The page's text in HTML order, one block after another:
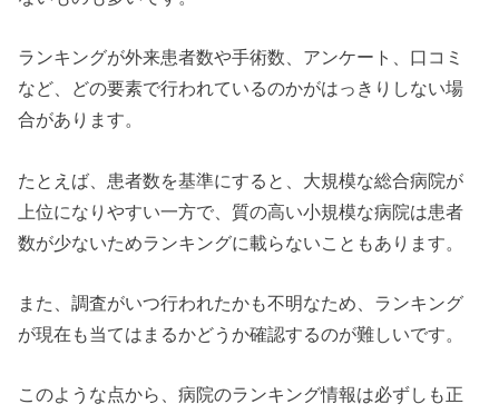
ランキングが外来患者数や手術数、アンケート、口コミ
など、どの要素で行われているのかがはっきりしない場
合があります。
たとえば、患者数を基準にすると、大規模な総合病院が
上位になりやすい一方で、質の高い小規模な病院は患者
数が少ないためランキングに載らないこともあります。
また、調査がいつ行われたかも不明なため、ランキング
が現在も当てはまるかどうか確認するのが難しいです。
このような点から、病院のランキング情報は必ずしも正